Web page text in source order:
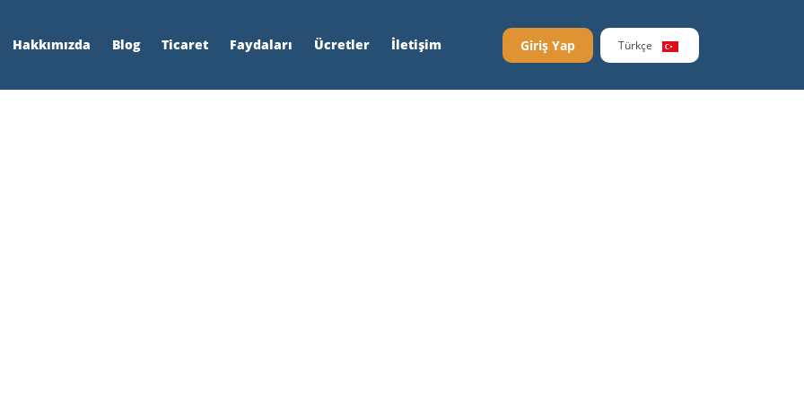
Hakkımızda Blog Ticaret Faydaları Ücretler İletişim Giriş Yap Türkçe